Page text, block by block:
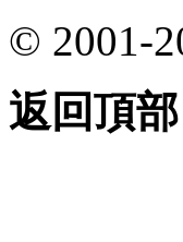
© 2001-
返回頂部